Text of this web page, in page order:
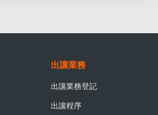
出讓業務
出讓業務登記
出讓程序